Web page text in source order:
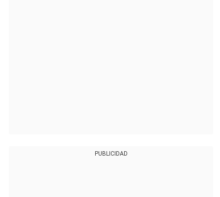
PUBLICIDAD